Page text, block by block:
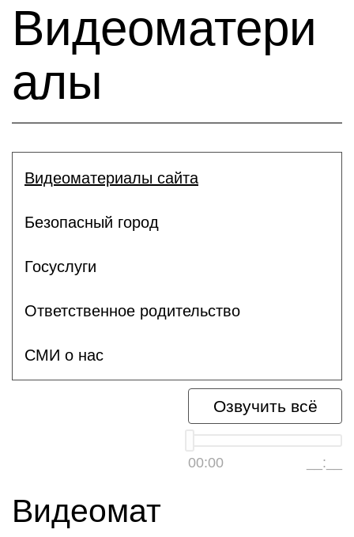
Видеоматери
алы
Видеоматериалы сайта
Безопасный город
Госуслуги
Ответственное родительство
СМИ о нас
Озвучить всё
00:00 __:__
Видеомат